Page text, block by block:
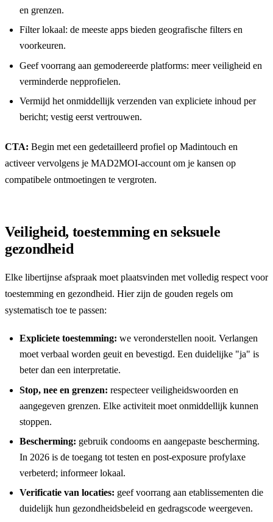
en grenzen.
Filter lokaal: de meeste apps bieden geografische filters en
voorkeuren.
Geef voorrang aan gemodereerde platforms: meer veiligheid en
verminderde nepprofielen.
Vermijd het onmiddellijk verzenden van expliciete inhoud per
bericht; vestig eerst vertrouwen.
CTA: Begin met een gedetailleerd profiel op Madintouch en
activeer vervolgens je MAD2MOI-account om je kansen op
compatibele ontmoetingen te vergroten.
Veiligheid, toestemming en seksuele
gezondheid
Elke libertijnse afspraak moet plaatsvinden met volledig respect voor
toestemming en gezondheid. Hier zijn de gouden regels om
systematisch toe te passen:
Expliciete toestemming: we veronderstellen nooit. Verlangen
moet verbaal worden geuit en bevestigd. Een duidelijke "ja" is
beter dan een interpretatie.
Stop, nee en grenzen: respecteer veiligheidswoorden en
aangegeven grenzen. Elke activiteit moet onmiddellijk kunnen
stoppen.
Bescherming: gebruik condooms en aangepaste bescherming.
In 2026 is de toegang tot testen en post-exposure profylaxe
verbeterd; informeer lokaal.
Verificatie van locaties: geef voorrang aan etablissementen die
duidelijk hun gezondheidsbeleid en gedragscode weergeven.